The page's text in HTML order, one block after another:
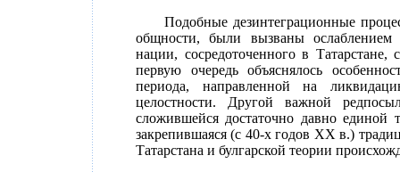
Подобные дезинтеграционные
общности, были вызваны ослаблением
нации, сосредоточенного в
первую очередь объяснялось
периода, направленной на
целостности. Другой важной
сложившейся достаточно давно единой
закрепившаяся (с 40-х годов XX в.)
Татарстана и булгарской теории